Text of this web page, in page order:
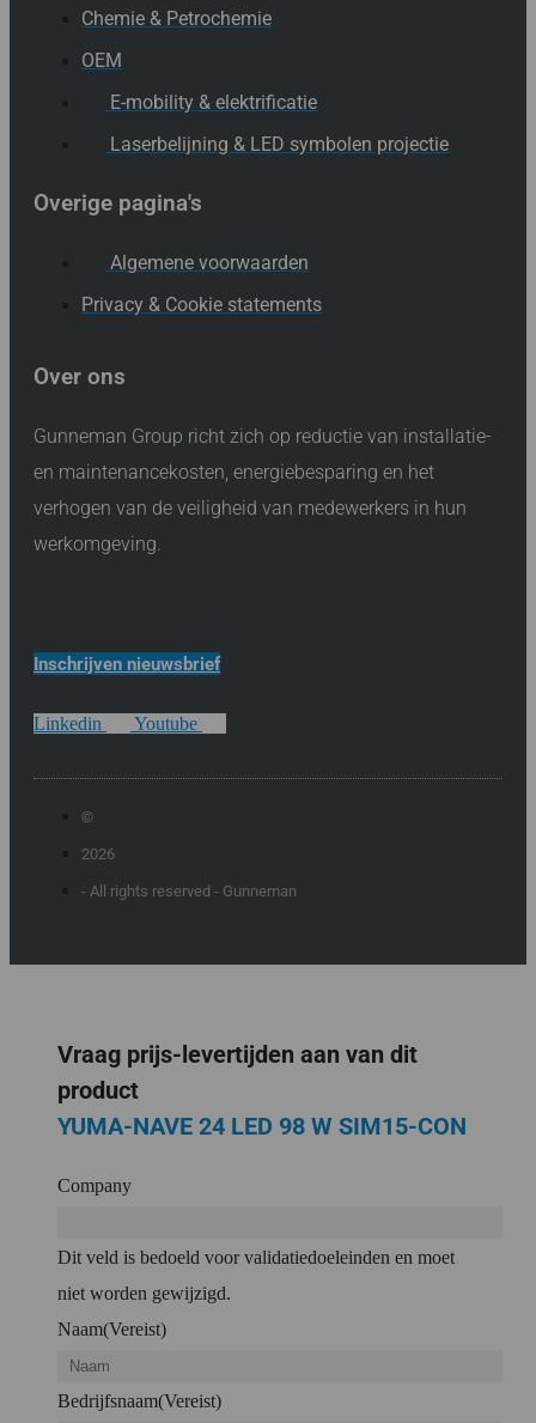
Chemie & Petrochemie
OEM
E-mobility & elektrificatie
Laserbelijning & LED symbolen projectie
Overige pagina's
Algemene voorwaarden
Privacy & Cookie statements
Over ons
Gunneman Group richt zich op reductie van installatie-
en maintenancekosten, energiebesparing en het
verhogen van de veiligheid van medewerkers in hun
werkomgeving.
Inschrijven nieuwsbrief
Linkedin Youtube
©
2026
- All rights reserved - Gunneman
Vraag prijs-levertijden aan van dit
product
YUMA-NAVE 24 LED 98 W SIM15-CON
Company
Dit veld is bedoeld voor validatiedoeleinden en moet
niet worden gewijzigd.
Naam(Vereist)
Bedrijfsnaam(Vereist)